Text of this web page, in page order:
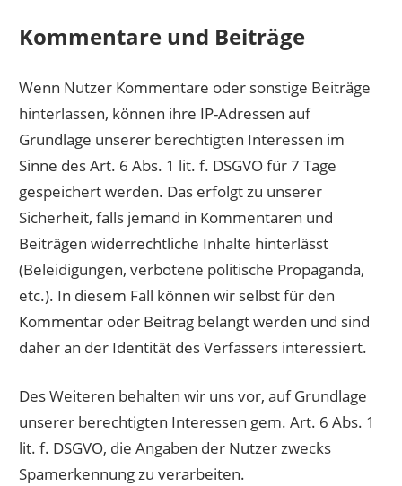
Kommentare und Beiträge
Wenn Nutzer Kommentare oder sonstige Beiträge
hinterlassen, können ihre IP-Adressen auf
Grundlage unserer berechtigten Interessen im
Sinne des Art. 6 Abs. 1 lit. f. DSGVO für 7 Tage
gespeichert werden. Das erfolgt zu unserer
Sicherheit, falls jemand in Kommentaren und
Beiträgen widerrechtliche Inhalte hinterlässt
(Beleidigungen, verbotene politische Propaganda,
etc.). In diesem Fall können wir selbst für den
Kommentar oder Beitrag belangt werden und sind
daher an der Identität des Verfassers interessiert.
Des Weiteren behalten wir uns vor, auf Grundlage
unserer berechtigten Interessen gem. Art. 6 Abs. 1
lit. f. DSGVO, die Angaben der Nutzer zwecks
Spamerkennung zu verarbeiten.